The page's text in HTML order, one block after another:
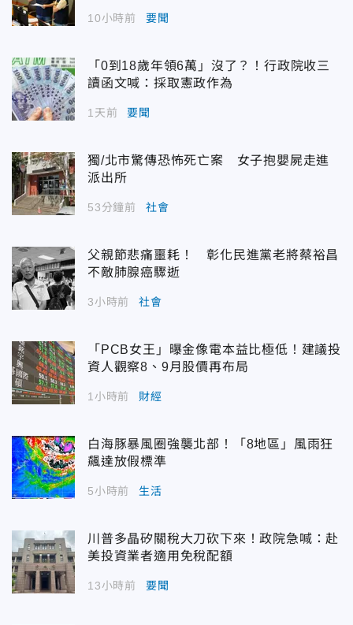
10小時前 要聞
「0到18歲年領6萬」沒了？！行政院收三
讀函文喊：採取憲政作為
1天前 要聞
獨/北市驚傳恐怖死亡案 女子抱嬰屍走進
派出所
53分鐘前 社會
父親節悲痛噩耗！ 彰化民進黨老將蔡裕昌
不敵肺腺癌驟逝
3小時前 社會
「PCB女王」曝金像電本益比極低！建議投
資人觀察8、9月股價再布局
1小時前 財經
白海豚暴風圈強襲北部！「8地區」風雨狂
飆達放假標準
5小時前 生活
川普多晶矽關稅大刀砍下來！政院急喊：赴
美投資業者適用免稅配額
13小時前 要聞